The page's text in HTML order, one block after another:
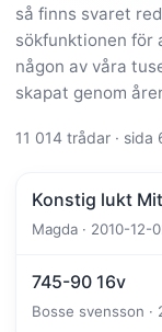
så finns svaret
sökfunktionen för
någon av våra
skapat genom
11 014 trådar · sida
Konstig lukt
Magda · 2010-12-
745-90 16v
Bosse svensson ·